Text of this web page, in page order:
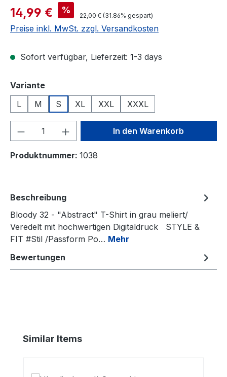
Verkaufspreis:
14,99 € % Regulärer Preis:
22,00 € (31.86% gespart)
Preise inkl. MwSt. zzgl. Versandkosten
Sofort verfügbar, Lieferzeit: 1-3 days
Varianteauswählen
L
M S XL XXL XXXL
Produkt Anzahl: Gib denIn den Warenkorb
Produktnummer: 1038
Beschreibung
Bloody 32 - "Abstract" T-Shirt in grau meliert/
Veredelt mit hochwertigen Digitaldruck STYLE &
FIT #Stil /Passform Po… Mehr
Bewertungen
Produktgalerie überspringen
Similar Items